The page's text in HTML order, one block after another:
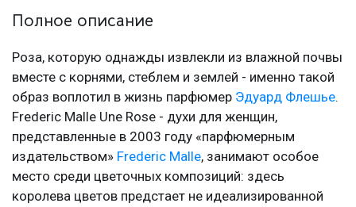
Полное описание
Роза, которую однажды извлекли из влажной почвы
вместе с корнями, стеблем и землей - именно такой
образ воплотил в жизнь парфюмер Эдуард Флешье.
Frederic Malle Une Rose - духи для женщин,
представленные в 2003 году «парфюмерным
издательством» Frederic Malle, занимают особое
место среди цветочных композиций: здесь
королева цветов предстает не идеализированной